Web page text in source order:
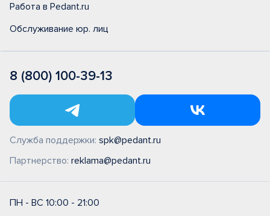
Работа в Pedant.ru
Обслуживание юр. лиц
8 (800) 100-39-13
Служба поддержки: spk@pedant.ru
Партнерство: reklama@pedant.ru
ПН - ВС 10:00 - 21:00